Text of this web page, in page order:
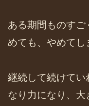
ある期間ものす
めても、やめてし
継続して続けてい
なり力になり、